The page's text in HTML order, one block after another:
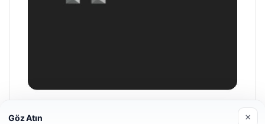
Hastaş Beton
Göz Atın ×